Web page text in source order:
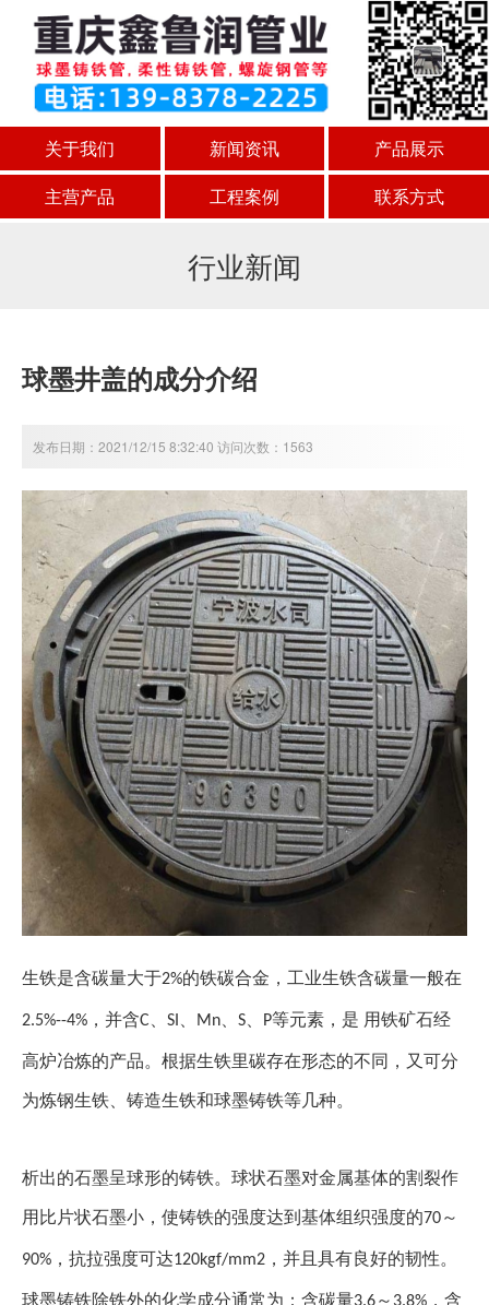
关于我们 新闻资讯
产品展示
主营产品
工程案例 联系方式
行业新闻
球墨井盖的成分介绍
发布日期：2021/12/15 8:32:40 访问次数：1563
生铁是含碳量大于2%的铁碳合金，工业生铁含碳量一般在
2.5%--4% ，并含C SI Mn S P等元素，是 用铁矿石经
高炉冶炼的产品。根据生铁里碳存在形态的不同，又可分
为炼钢生铁、铸造生铁和球墨铸铁等几种。
析出的石墨呈球形的铸铁。球状石墨对金属基体的割裂作
用比片状石墨小，使铸铁的强度达到基体组织强度的70～
90% ，抗拉强度可达120kgf/mm2 ，并且具有良好的韧性。
球墨铸铁除铁外的化学成分通常为：含碳量 ～ ，含